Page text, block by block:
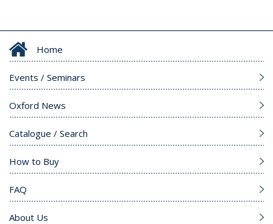
Home
Events / Seminars
Oxford News
Catalogue / Search
How to Buy
FAQ
About Us